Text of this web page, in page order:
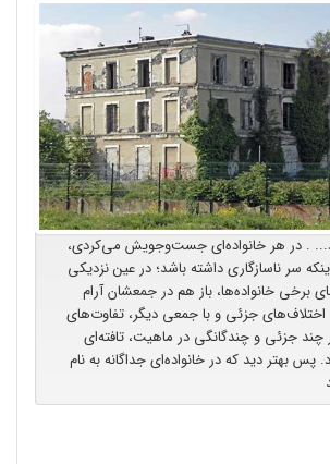
. در هر خانواده‌ای جست‌وجویش می‌کردی،
سر ناسازگاری داشته باشد؛ در عین نزدیکی
خانواده‌ها، باز هم در جمعشان آرام
جزئی و با جمعی دیگر، تفاوت‌های
جزئی و چندگانگی در ماهیت، تافته‌ای
پس بهتر دید که در خانواده‌ای جداگانه به نام